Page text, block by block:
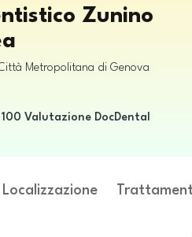
Zunino
Metropolitana di Genova
Valutazione DocDental
Localizzazione